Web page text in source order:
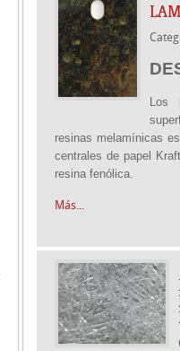
Los
resinas melamínicas
centrales de papel
resina fenólica.
Más...